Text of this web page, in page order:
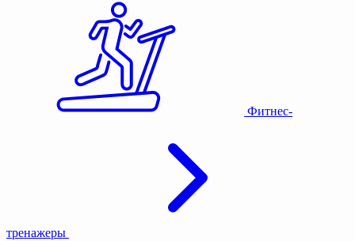
Фитнес-
тренажеры